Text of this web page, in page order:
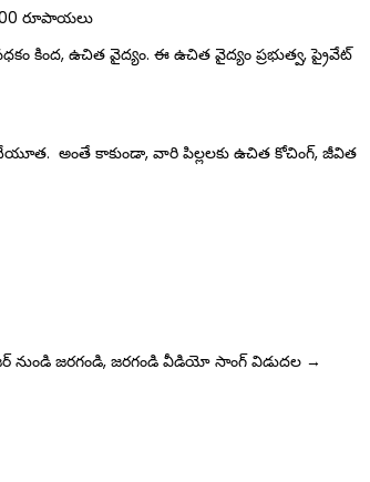
రూపాయలు
కింద, ఉచిత వైద్యం. ఈ ఉచిత వైద్యం ప్రభుత్వ, ప్రైవేట్
అంతే కాకుండా, వారి పిల్లలకు ఉచిత కోచింగ్, జీవిత
నుండి జరగండి, జరగండి వీడియో సాంగ్ విడుదల →